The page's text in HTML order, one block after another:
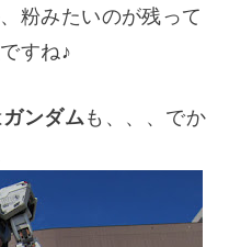
粉みたいのが残って
すね♪
ガンダムも、、、でか